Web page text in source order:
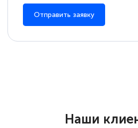
Отправить заявку
Наши